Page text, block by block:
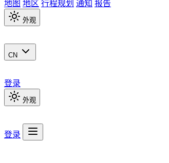
地图 地区 行程规划 通知 报告
外观
CN
登录
外观
登录